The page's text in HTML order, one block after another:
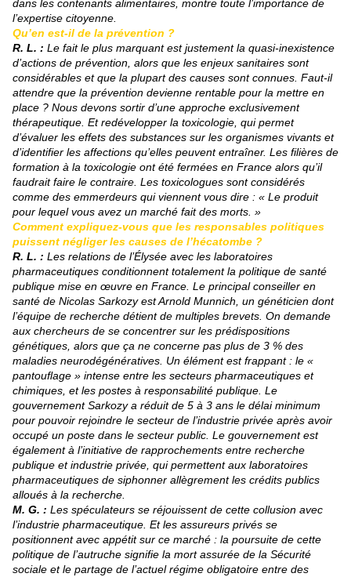
dans les contenants alimentaires, montre toute l’importance de
l’expertise citoyenne.
Qu’en est-il de la prévention ?
R. L. : Le fait le plus marquant est justement la quasi-inexistence
d’actions de prévention, alors que les enjeux sanitaires sont
considérables et que la plupart des causes sont connues. Faut-il
attendre que la prévention devienne rentable pour la mettre en
place ? Nous devons sortir d’une approche exclusivement
thérapeutique. Et redévelopper la toxicologie, qui permet
d’évaluer les effets des substances sur les organismes vivants et
d’identifier les affections qu’elles peuvent entraîner. Les filières de
formation à la toxicologie ont été fermées en France alors qu’il
faudrait faire le contraire. Les toxicologues sont considérés
comme des emmerdeurs qui viennent vous dire : « Le produit
pour lequel vous avez un marché fait des morts. »
Comment expliquez-vous que les responsables politiques
puissent négliger les causes de l’hécatombe ?
R. L. : Les relations de l’Élysée avec les laboratoires
pharmaceutiques conditionnent totalement la politique de santé
publique mise en œuvre en France. Le principal conseiller en
santé de Nicolas Sarkozy est Arnold Munnich, un généticien dont
l’équipe de recherche détient de multiples brevets. On demande
aux chercheurs de se concentrer sur les prédispositions
génétiques, alors que ça ne concerne pas plus de 3 % des
maladies neurodégénératives. Un élément est frappant : le «
pantouflage » intense entre les secteurs pharmaceutiques et
chimiques, et les postes à responsabilité publique. Le
gouvernement Sarkozy a réduit de 5 à 3 ans le délai minimum
pour pouvoir rejoindre le secteur de l’industrie privée après avoir
occupé un poste dans le secteur public. Le gouvernement est
également à l’initiative de rapprochements entre recherche
publique et industrie privée, qui permettent aux laboratoires
pharmaceutiques de siphonner allègrement les crédits publics
alloués à la recherche.
M. G. : Les spéculateurs se réjouissent de cette collusion avec
l’industrie pharmaceutique. Et les assureurs privés se
positionnent avec appétit sur ce marché : la poursuite de cette
politique de l’autruche signifie la mort assurée de la Sécurité
sociale et le partage de l’actuel régime obligatoire entre des